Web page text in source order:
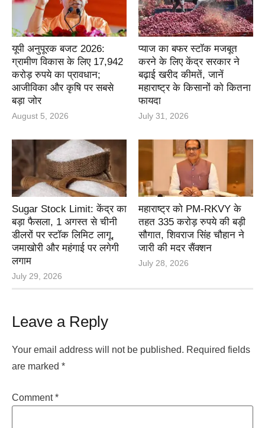
यूपी अनुपूरक बजट 2026:
ग्रामीण विकास के लिए 17,942
करोड़ रुपये का प्रावधान;
आजीविका और कृषि पर सबसे
बड़ा जोर
August 5, 2026
प्याज का बफर स्टॉक मजबूत
करने के लिए केंद्र सरकार ने
बढ़ाई खरीद कीमतें, जानें
महाराष्ट्र के किसानों को कितना
फायदा
July 31, 2026
Sugar Stock Limit: केंद्र का
बड़ा फैसला, 1 अगस्त से चीनी
डीलरों पर स्टॉक लिमिट लागू,
जमाखोरी और महंगाई पर लगेगी
लगाम
July 29, 2026
महाराष्ट्र को PM-RKVY के
तहत 335 करोड़ रुपये की बड़ी
सौगात, शिवराज सिंह चौहान ने
जारी की मदर सैंक्शन
July 28, 2026
Leave a Reply
Your email address will not be published. Required fields
are marked *
Comment*